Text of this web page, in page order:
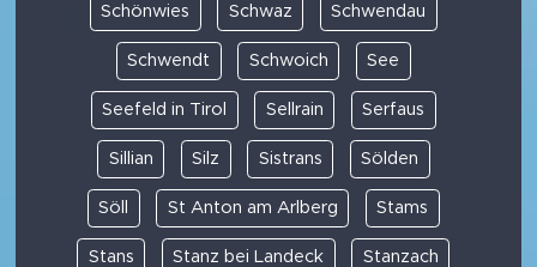
Schönwies Schwaz Schwendau
Schwendt Schwoich See
Seefeld in Tirol Sellrain Serfaus
Sillian Silz Sistrans Sölden
Söll St Anton am Arlberg Stams
Stans Stanz bei Landeck Stanzach